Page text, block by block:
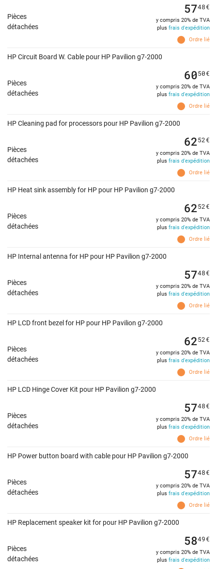
Pièces
détachées
Ordre lié
5748€
y compris 20% de TVA
plus frais d'expédition
HP Circuit Board W. Cable pour HP Pavilion g7-2000
Pièces
détachées
Ordre lié
6050€
y compris 20% de TVA
plus frais d'expédition
HP Cleaning pad for processors pour HP Pavilion g7-2000
Pièces
détachées
Ordre lié
6252€
y compris 20% de TVA
plus frais d'expédition
HP Heat sink assembly for HP pour HP Pavilion g7-2000
Pièces
détachées
Ordre lié
6252€
y compris 20% de TVA
plus frais d'expédition
HP Internal antenna for HP pour HP Pavilion g7-2000
Pièces
détachées
Ordre lié
5748€
y compris 20% de TVA
plus frais d'expédition
HP LCD front bezel for HP pour HP Pavilion g7-2000
Pièces
détachées
Ordre lié
6252€
y compris 20% de TVA
plus frais d'expédition
HP LCD Hinge Cover Kit pour HP Pavilion g7-2000
Pièces
détachées
Ordre lié
5748€
y compris 20% de TVA
plus frais d'expédition
HP Power button board with cable pour HP Pavilion g7-2000
Pièces
détachées
Ordre lié
5748€
y compris 20% de TVA
plus frais d'expédition
HP Replacement speaker kit for pour HP Pavilion g7-2000
Pièces
détachées
5849€
y compris 20% de TVA
plus frais d'expédition